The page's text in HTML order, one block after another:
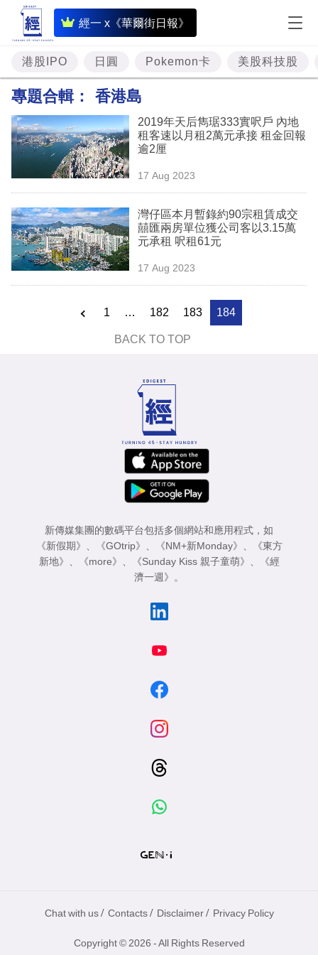
經一 x《華爾街日報》
即
時
財
經
題
投
資
樓
市
理
事
專
港股IPO 日圓 Pokemon卡 美股科技股
專題合輯： 香港島
2019年天后雋琚333實呎戶 內地
租客速以月租2萬元承接 租金回報
逾2厘
17 Aug 2023
灣仔區本月暫錄約90宗租賃成交
囍匯兩房單位獲公司客以3.15萬
元承租 呎租61元
17 Aug 2023
1 … 182 183 184
BACK TO TOP
新傳媒集團的數碼平台包括多個網站和應用程式，如
《新假期》
《GOtrip》 《NM+新Monday》
《東方
新地》
《more》 《Sunday Kiss 親子童萌》
《經
濟一週》
。
Chat with us / Contacts / Disclaimer / Privacy Policy
Copyright © 2026 - All Rights Reserved